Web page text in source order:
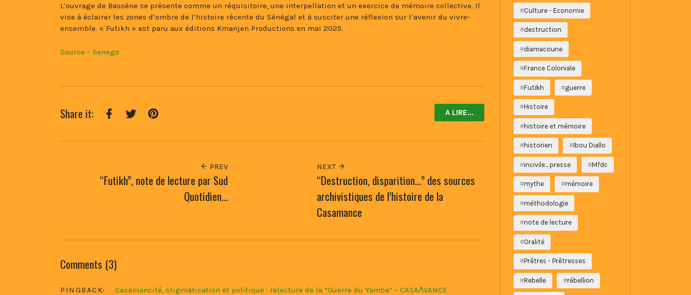
L’ouvrage de Bassène se présente comme un réquisitoire, une interpellation et un exercice de mémoire collective. Il
vise à éclairer les zones d’ombre de l’histoire récente du Sénégal et à susciter une réflexion sur l’avenir du vivre-
ensemble. « Futikh » est paru aux éditions Kmanjen Productions en mai 2025.
Source – Senego
Share it: A LIRE...
PREV
“Futikh”, note de lecture par Sud
Quotidien…
NEXT
“Destruction, disparition…” des sources
archivistiques de l’histoire de la
Casamance
Comments (3)
PINGBACK: Casamancité, stigmatisation et politique : relecture de la “Guerre du Yamba” – CASAɅVANCE
Culture - Economie
destruction
diamacoune
France Coloniale
Futikh guerre
Histoire
histoire et mémoire
historien Ibou Diallo
incivile... presse Mfdc
mythe mémoire
méthodologie
note de lecture
Oralité
Prêtres - Prêtresses
Rebelle rébellion